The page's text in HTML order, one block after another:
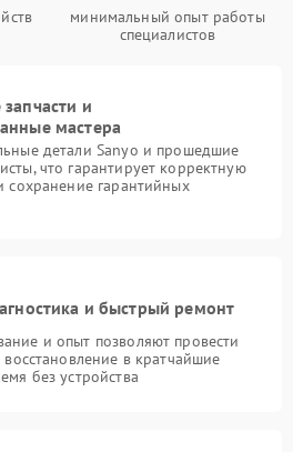
минимальный опыт работы
специалистов
и
мастера
детали Sanyo и прошедшие
что гарантирует корректную
сохранение гарантийных
и быстрый ремонт
и опыт позволяют провести
восстановление в кратчайшие
без устройства